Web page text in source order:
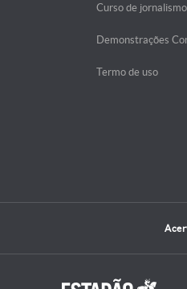
Curso de jornalismo
Demonstrações
Termo de uso